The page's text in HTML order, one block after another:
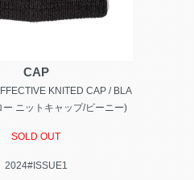
CAP
KNITED CAP / BLA
ー ニットキャップ/ビーニー)
SOLD OUT
2024#ISSUE1